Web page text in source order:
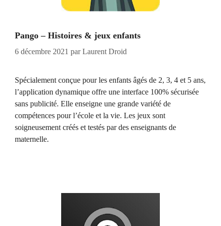
Pango – Histoires & jeux enfants
6 décembre 2021 parLaurent Droid
Spécialement conçue pour les enfants âgés de 2, 3, 4 et 5 ans,
l’application dynamique offre une interface 100% sécurisée
sans publicité. Elle enseigne une grande variété de
compétences pour l’école et la vie. Les jeux sont
soigneusement créés et testés par des enseignants de
maternelle.